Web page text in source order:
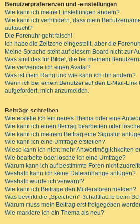
Benutzerpräferenzen und -einstellungen
Wie kann ich meine Einstellungen ändern?
Wie kann ich verhindern, dass mein
auftaucht?
Die Forenuhr geht falsch!
Ich habe die Zeitzone eingestellt, aber die
Meine Sprache steht auf diesem Board nicht zur
Was sind das für Bilder, die bei meinem
Wie verwende ich einen Avatar?
Was ist mein Rang und wie kann ich ihn ändern?
Wenn ich bei einem Benutzer auf den E-Mail-Link
aufgefordert, mich anzumelden.
Beiträge schreiben
Wie erstelle ich ein neues Thema oder eine
Wie kann ich einen Beitrag bearbeiten oder
Wie kann ich meinem Beitrag eine Signatur
Wie kann ich eine Umfrage erstellen?
Wieso kann ich nicht mehr Antwortmöglichkeiten
Wie bearbeite oder lösche ich eine Umfrage?
Warum kann ich auf bestimmte Foren nicht
Weshalb kann ich keine Dateianhänge anfügen?
Weshalb wurde ich verwarnt?
Wie kann ich Beiträge den Moderatoren melden?
Was bewirkt die „Speichern“-Schaltfläche beim
Warum muss mein Beitrag erst freigegeben
Wie markiere ich ein Thema als neu?